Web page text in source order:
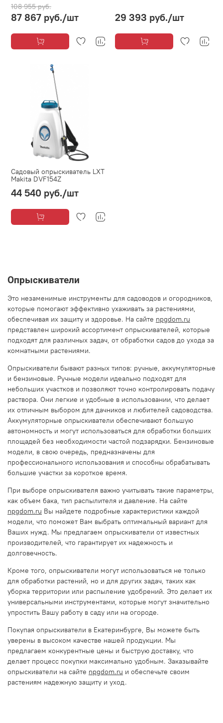
108 955 руб.
87 867 руб./шт 29 393 руб./шт
Садовый опрыскиватель LXT
Makita DVF154Z
44 540 руб./шт
Опрыскиватели
Это незаменимые инструменты для садоводов и огородников,
которые помогают эффективно ухаживать за растениями,
обеспечивая их защиту и здоровье. На сайте npgdom.ru
представлен широкий ассортимент опрыскивателей, которые
подходят для различных задач, от обработки садов до ухода за
комнатными растениями.
Опрыскиватели бывают разных типов: ручные, аккумуляторные
и бензиновые. Ручные модели идеально подходят для
небольших участков и позволяют точно контролировать подачу
раствора. Они легкие и удобные в использовании, что делает
их отличным выбором для дачников и любителей садоводства.
Аккумуляторные опрыскиватели обеспечивают большую
автономность и могут использоваться для обработки больших
площадей без необходимости частой подзарядки. Бензиновые
модели, в свою очередь, предназначены для
профессионального использования и способны обрабатывать
большие участки за короткое время.
При выборе опрыскивателя важно учитывать такие параметры,
как объем бака, тип распылителя и давление. На сайте
npgdom.ru Вы найдете подробные характеристики каждой
модели, что поможет Вам выбрать оптимальный вариант для
Ваших нужд. Мы предлагаем опрыскиватели от известных
производителей, что гарантирует их надежность и
долговечность.
Кроме того, опрыскиватели могут использоваться не только
для обработки растений, но и для других задач, таких как
уборка территории или распыление удобрений. Это делает их
универсальными инструментами, которые могут значительно
упростить Вашу работу в саду или на огороде.
Покупая опрыскиватели в Екатеринбурге, Вы можете быть
уверены в высоком качестве нашей продукции. Мы
предлагаем конкурентные цены и быструю доставку, что
делает процесс покупки максимально удобным. Заказывайте
опрыскиватели на сайте npgdom.ru и обеспечьте своим
растениям надежную защиту и уход.